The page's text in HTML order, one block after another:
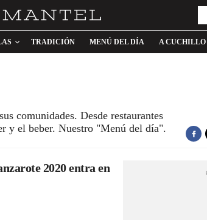
TRADICIÓN MENÚ DEL DÍA A CUCHILLO
comunidades. Desde restaurantes
y el beber. Nuestro "Menú del día".
2020 entra en